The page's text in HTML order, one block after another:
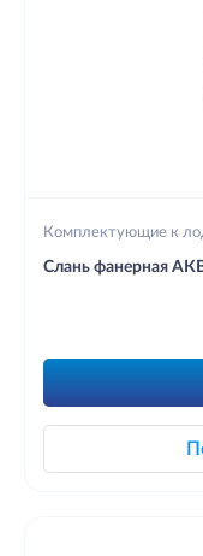
Комплектующие к
Слань фанерная